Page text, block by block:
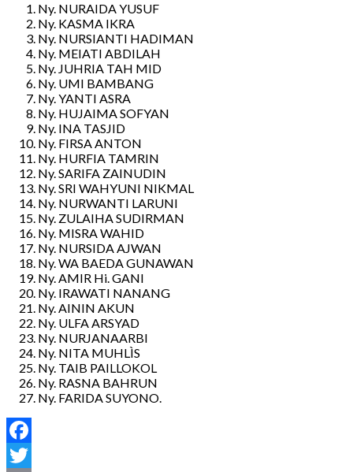
Ny. NURAIDA YUSUF
Ny. KASMA IKRA
Ny. NURSIANTI HADIMAN
Ny. MEIATI ABDILAH
Ny. JUHRIA TAH MID
Ny. UMI BAMBANG
Ny. YANTI ASRA
Ny. HUJAIMA SOFYAN
Ny. INA TASJID
Ny. FIRSA ANTON
Ny. HURFIA TAMRIN
Ny. SARIFA ZAINUDIN
Ny. SRI WAHYUNI NIKMAL
Ny. NURWANTI LARUNI
Ny. ZULAIHA SUDIRMAN
Ny. MISRA WAHID
Ny. NURSIDA AJWAN
Ny. WA BAEDA GUNAWAN
Ny. AMIR Hi. GANI
Ny. IRAWATI NANANG
Ny. AININ AKUN
Ny. ULFA ARSYAD
Ny. NURJANAARBI
Ny. NITA MUHLÌS
Ny. TAIB PAILLOKOL
Ny. RASNA BAHRUN
Ny. FARIDA SUYONO.
Facebook